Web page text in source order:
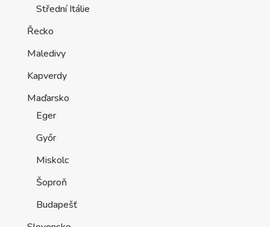
Střední Itálie
Řecko
Maledivy
Kapverdy
Maďarsko
Eger
Győr
Miskolc
Šoproň
Budapešť